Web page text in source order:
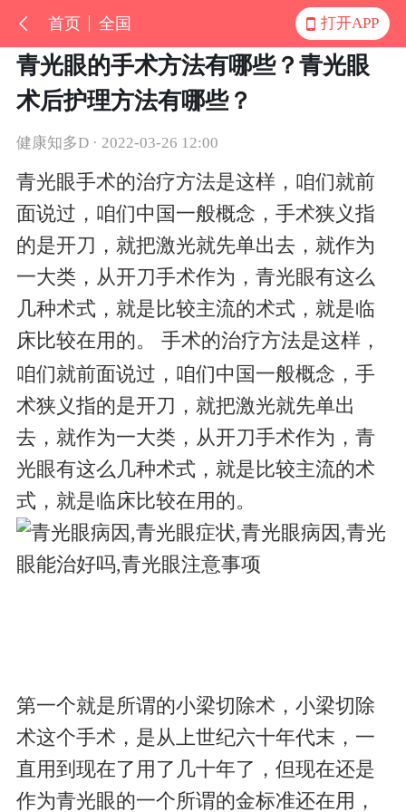
首页 全国 打开APP
青光眼的手术方法有哪些？青光眼
术后护理方法有哪些？
健康知多D · 2022-03-26 12:00
青光眼手术的治疗方法是这样，咱们就前
面说过，咱们中国一般概念，手术狭义指
的是开刀，就把激光就先单出去，就作为
一大类，从开刀手术作为，青光眼有这么
几种术式，就是比较主流的术式，就是临
床比较在用的。 手术的治疗方法是这样，
咱们就前面说过，咱们中国一般概念，手
术狭义指的是开刀，就把激光就先单出
去，就作为一大类，从开刀手术作为，青
光眼有这么几种术式，就是比较主流的术
式，就是临床比较在用的。
第一个就是所谓的小梁切除术，小梁切除
术这个手术，是从上世纪六十年代末，一
直用到现在了用了几十年了，但现在还是
作为青光眼的一个所谓的金标准还在用，